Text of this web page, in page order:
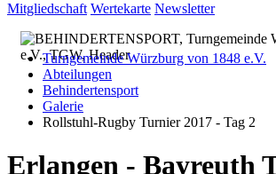
Mitgliedschaft Wertekarte Newsletter
Turngemeinde Würzburg von 1848 e.V.
Abteilungen
Behindertensport
Galerie
Rollstuhl-Rugby Turnier 2017 - Tag 2
Erlangen - Bayreuth